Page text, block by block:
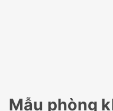
Mẫu phòng